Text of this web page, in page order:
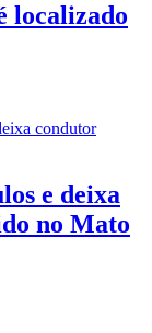
localizado
e deixa
no Mato